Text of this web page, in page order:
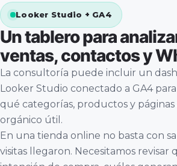
Looker Studio + GA4
Un tablero para
ventas, contactos y
La consultoría puede incluir un
Looker Studio conectado a GA4
qué categorías, productos y
orgánico útil.
En una tienda online no basta con
visitas llegaron. Necesitamos revisar